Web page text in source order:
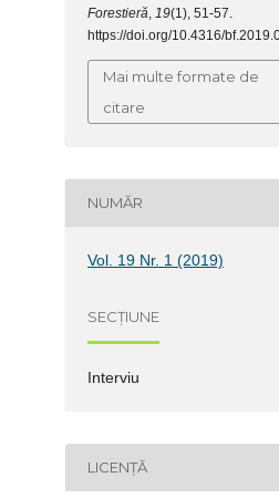
Forestieră 19(1), 51-57.
https://doi.org/10.4316/
Mai multe formate de
citare
NUMĂR
Vol. 19 Nr. 1 (2019)
SECȚIUNE
Interviu
LICENȚĂ